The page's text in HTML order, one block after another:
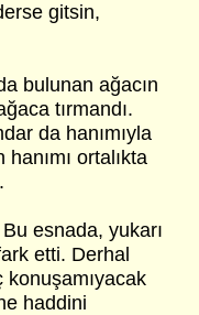
gitsin,
bulunan ağacın
tırmandı.
da hanımıyla
ortalıkta
esnada, yukarı
etti. Derhal
konuşamıyacak
haddini